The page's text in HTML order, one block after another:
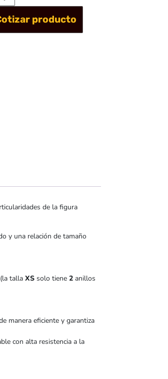
producto
de la figura
y una relación de tamaño
talla XSsolo tiene 2anillos
manera eficiente y garantiza
con alta resistencia a la